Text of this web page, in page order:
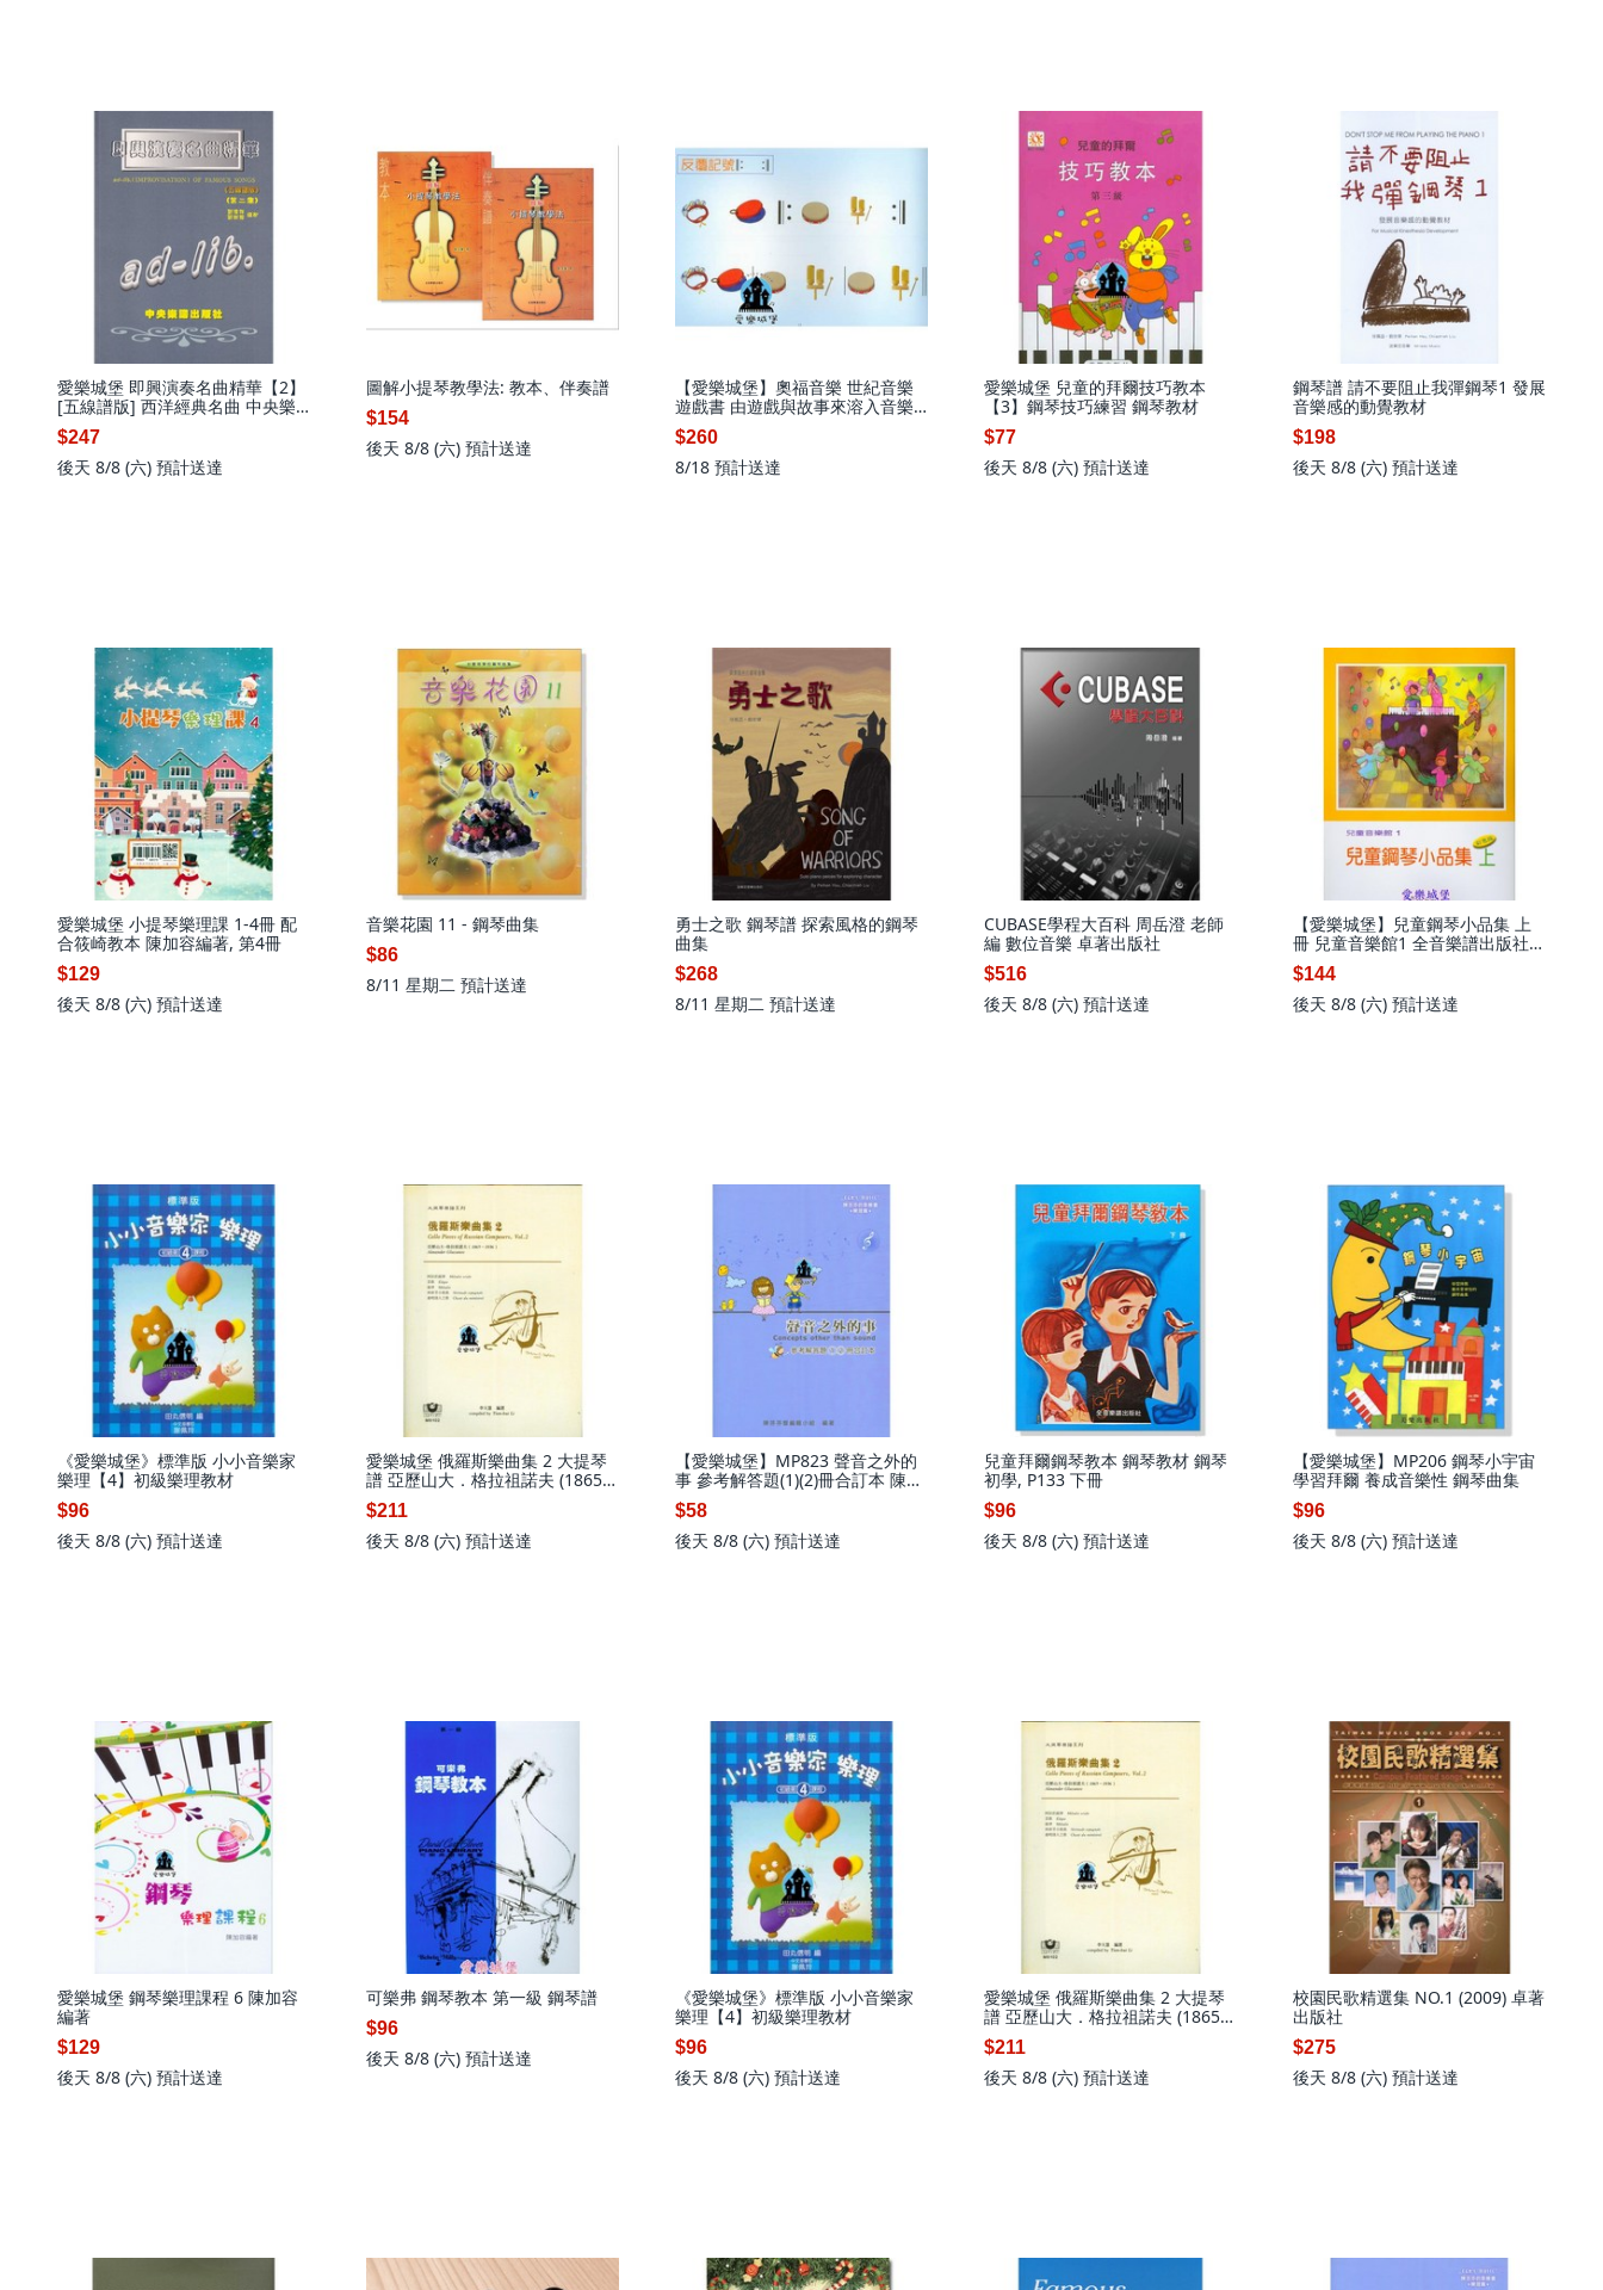
愛樂城堡 即興演奏名曲精華【2】
[五線譜版] 西洋經典名曲 中央樂
譜出版社
$247
後天 8/8 (六) 預計送達
圖解小提琴教學法: 教本、伴奏譜
$154
後天 8/8 (六) 預計送達
【愛樂城堡】奧福音樂 世紀音樂
遊戲書 由遊戲與故事來溶入音樂
的課程 激發幼兒音樂的想像力與
創作力(附CD), C2
$260
8/18 預計送達
愛樂城堡 兒童的拜爾技巧教本
【3】鋼琴技巧練習 鋼琴教材
$77
後天 8/8 (六) 預計送達
鋼琴譜 請不要阻止我彈鋼琴1 發展
音樂感的動覺教材
$198
後天 8/8 (六) 預計送達
愛樂城堡 小提琴樂理課 1-4冊 配
合筱崎教本 陳加容編著, 第4冊
$129
後天 8/8 (六) 預計送達
音樂花園 11 - 鋼琴曲集
$86
8/11 星期二 預計送達
勇士之歌 鋼琴譜 探索風格的鋼琴
曲集
$268
8/11 星期二 預計送達
CUBASE學程大百科 周岳澄 老師
編 數位音樂 卓著出版社
$516
後天 8/8 (六) 預計送達
【愛樂城堡】兒童鋼琴小品集 上
冊 兒童音樂館1 全音樂譜出版社,
只要樂譜
$144
後天 8/8 (六) 預計送達
《愛樂城堡》標準版 小小音樂家
樂理【4】初級樂理教材
$96
後天 8/8 (六) 預計送達
愛樂城堡 俄羅斯樂曲集 2 大提琴
譜 亞歷山大．格拉祖諾夫 (1865-
1936)
$211
後天 8/8 (六) 預計送達
【愛樂城堡】MP823 聲音之外的
事 參考解答題(1)(2)冊合訂本 陳芬
芬的音樂書 樂理篇
$58
後天 8/8 (六) 預計送達
兒童拜爾鋼琴教本 鋼琴教材 鋼琴
初學, P133 下冊
$96
後天 8/8 (六) 預計送達
【愛樂城堡】MP206 鋼琴小宇宙
學習拜爾 養成音樂性 鋼琴曲集
$96
後天 8/8 (六) 預計送達
愛樂城堡 鋼琴樂理課程 6 陳加容
編著
$129
後天 8/8 (六) 預計送達
可樂弗 鋼琴教本 第一級 鋼琴譜
$96
後天 8/8 (六) 預計送達
《愛樂城堡》標準版 小小音樂家
樂理【4】初級樂理教材
$96
後天 8/8 (六) 預計送達
愛樂城堡 俄羅斯樂曲集 2 大提琴
譜 亞歷山大．格拉祖諾夫 (1865-
1936)
$211
後天 8/8 (六) 預計送達
校園民歌精選集 NO.1 (2009) 卓著
出版社
$275
後天 8/8 (六) 預計送達